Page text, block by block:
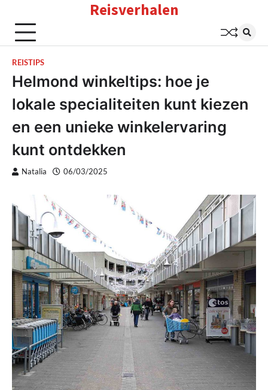
content
Reisverhalen
REISTIPS
Helmond winkeltips: hoe je
lokale specialiteiten kunt kiezen
en een unieke winkelervaring
kunt ontdekken
Natalia 06/03/2025